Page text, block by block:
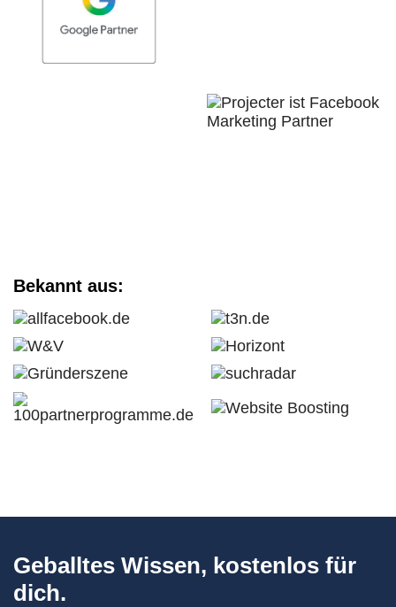
Bekannt aus:
Geballtes Wissen, kostenlos für
dich.